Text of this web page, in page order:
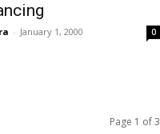
- January 1, 2000 0
Page 1 of 3